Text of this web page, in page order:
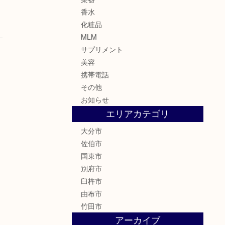
香水
化粧品
MLM
サプリメント
美容
携帯電話
その他
お知らせ
エリアカテゴリ
大分市
佐伯市
国東市
別府市
臼杵市
由布市
竹田市
アーカイブ